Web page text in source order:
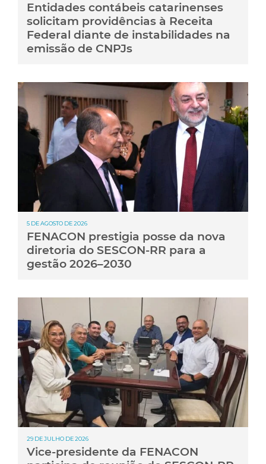
Entidades contábeis catarinenses
solicitam providências à Receita
Federal diante de instabilidades na
emissão de CNPJs
5 DE AGOSTO DE 2026
FENACON prestigia posse da nova
diretoria do SESCON-RR para a
gestão 2026–2030
29 DE JULHO DE 2026
Vice-presidente da FENACON